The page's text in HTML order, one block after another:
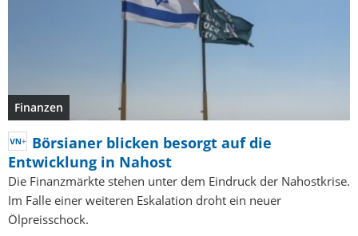
Finanzen
Börsianer blicken besorgt auf die
Entwicklung in Nahost
Die Finanzmärkte stehen unter dem Eindruck der Nahostkrise.
Im Falle einer weiteren Eskalation droht ein neuer
Ölpreisschock.